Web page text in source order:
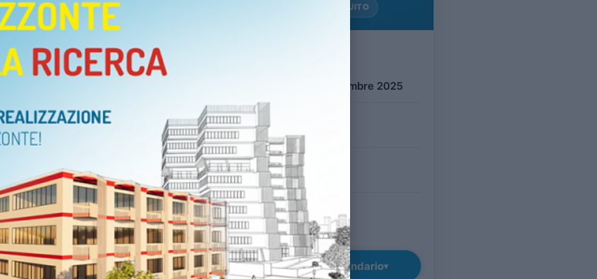
la memoria di Sergio
alla Fondazione con la
condiviso a favore della
INGRESSO GRATUITO
Domenica 30 Novembre 2025
08:00 – 17:00
LUOGO
Sarcedo (VI)
COSTO
GRATUITO
Aggiungi al calendario▾